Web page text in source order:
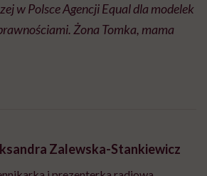
w Polsce AgencjiEqualdla modelek
Żona Tomka, mama
Zalewska-Stankiewicz